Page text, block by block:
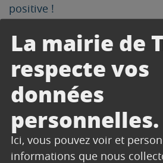
La mairie de
respecte vos
données
personnelles.
Ici, vous pouvez voir et
informations que nous
positive !
hommes, femmes …
vidéo de stage d’Helen
https://www.atelierdanse.net/
wingJazz.mp4
Tarif : 15€ le cours
Inscription conseillée